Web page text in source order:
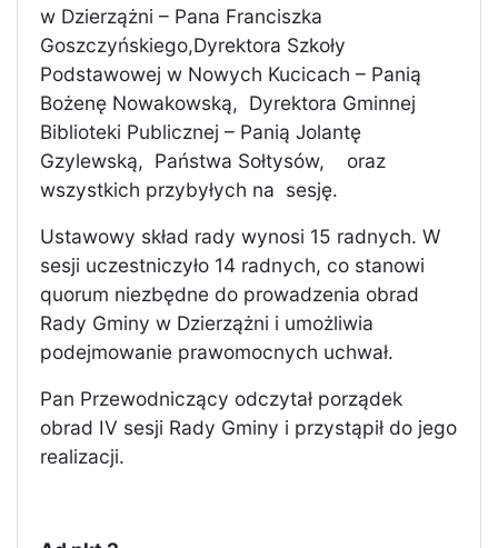
w Dzierzążni – Pana Franciszka
Goszczyńskiego,Dyrektora Szkoły
Podstawowej w Nowych Kucicach – Panią
Bożenę Nowakowską, Dyrektora Gminnej
Biblioteki Publicznej – Panią Jolantę
Gzylewską, Państwa Sołtysów,
oraz
wszystkich przybyłych na sesję.
Ustawowy skład rady wynosi 15 radnych. W
sesji uczestniczyło 14 radnych, co stanowi
quorum niezbędne do prowadzenia obrad
Rady Gminy w Dzierzążni i umożliwia
podejmowanie prawomocnych uchwał.
Pan Przewodniczący odczytał porządek
obrad IV sesji Rady Gminy i przystąpił do jego
realizacji.